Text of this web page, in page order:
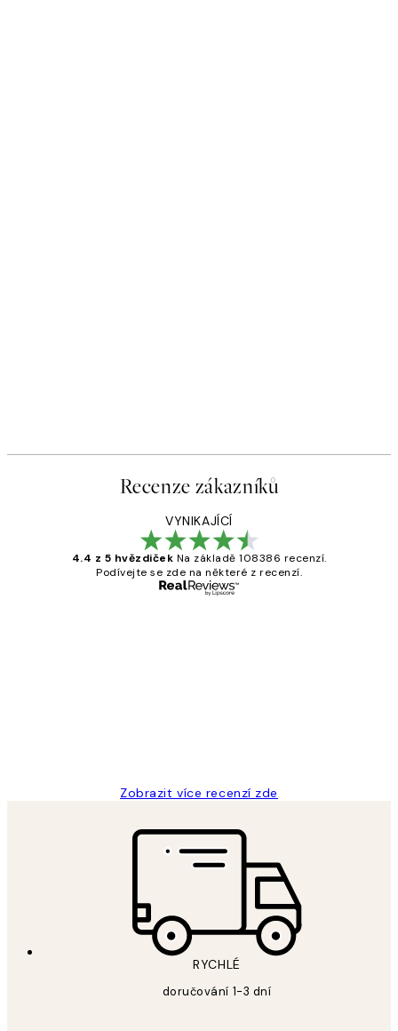
Recenze zákazníků
VYNIKAJÍCÍ
4.4 z 5 hvězdiček Na základě 108386 recenzí.
Podívejte se zde na některé z recenzí.
Zobrazit více recenzí zde
RYCHLÉ
doručování 1-3 dní